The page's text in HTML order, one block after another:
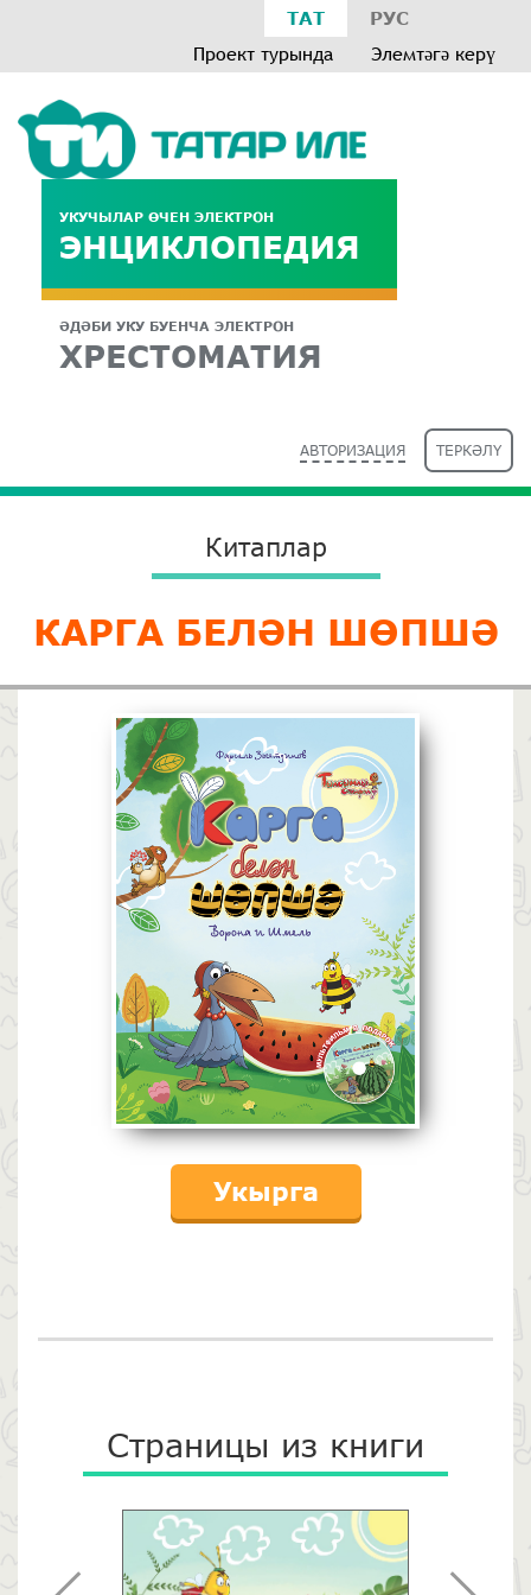
ТАТ РУС
Проект турында Элемтәгә керү
УКУЧЫЛАР ӨЧЕН ЭЛЕКТРОН
ЭНЦИКЛОПЕДИЯ
ӘДӘБИ УКУ БУЕНЧА ЭЛЕКТРОН
ХРЕСТОМАТИЯ
АВТОРИЗАЦИЯ ТЕРКӘЛҮ
Китаплар
КАРГА БЕЛӘН ШӨПШӘ
Укырга
Страницы из книги